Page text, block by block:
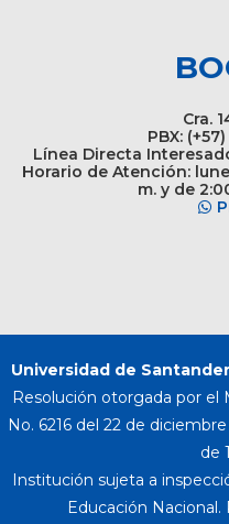
Cra.
PBX:
Línea Directa
Horario de Atención:
m. y de
Universidad de
Resolución otorgada por el
No. 6216 del 22 de
de
Institución sujeta a
Educación Nacional.